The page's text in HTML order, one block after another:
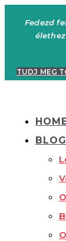
tartalomhoz
Fedezd
TUDJ MEG
BLOG